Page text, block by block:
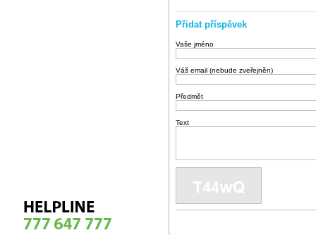
Přidat příspěvek
Vaše jméno
Váš email (nebude zveřejněn)
Předmět
Text